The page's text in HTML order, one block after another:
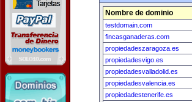
Nombre de dominio
testdomain.com
fincasganaderas.com
propiedadeszaragoza.es
propiedadesvigo.es
propiedadesvalladolid.es
propiedadesvalencia.es
propiedadestenerife.es